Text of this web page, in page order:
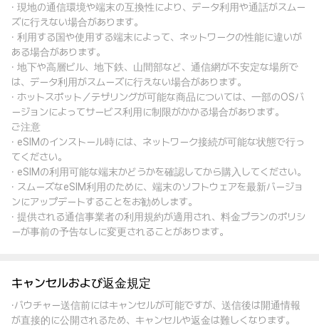
· 現地の通信環境や端末の互換性により、データ利用や通話がスムー
ズに行えない場合があります。
· 利用する国や使用する端末によって、ネットワークの性能に違いが
ある場合があります。
· 地下や高層ビル、地下鉄、山間部など、通信網が不安定な場所で
は、データ利用がスムーズに行えない場合があります。
· ホットスポット／テザリングが可能な商品については、一部のOSバ
ージョンによってサービス利用に制限がかかる場合があります。
ご注意
· eSIMのインストール時には、ネットワーク接続が可能な状態で行っ
てください。
· eSIMの利用可能な端末かどうかを確認してから購入してください。
· スムーズなeSIM利用のために、端末のソフトウェアを最新バージョ
ンにアップデートすることをお勧めします。
· 提供される通信事業者の利用規約が適用され、料金プランのポリシ
ーが事前の予告なしに変更されることがあります。
キャンセルおよび返金規定
·バウチャー送信前にはキャンセルが可能ですが、送信後は開通情報
が直接的に公開されるため、キャンセルや返金は難しくなります。